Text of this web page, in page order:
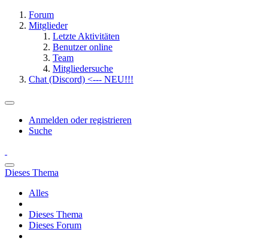
Forum
Mitglieder
Letzte Aktivitäten
Benutzer online
Team
Mitgliedersuche
Chat (Discord) <--- NEU!!!
Anmelden oder registrieren
Suche
Dieses Thema
Alles
Dieses Thema
Dieses Forum